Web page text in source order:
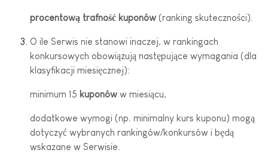
procentową trafność kuponów (ranking skuteczności).
O ile Serwis nie stanowi inaczej, w rankingach
konkursowych obowiązują następujące wymagania (dla
klasyfikacji miesięcznej):
minimum 15 kuponów w miesiącu,
dodatkowe wymogi (np. minimalny kurs kuponu) mogą
dotyczyć wybranych rankingów/konkursów i będą
wskazane w Serwisie.